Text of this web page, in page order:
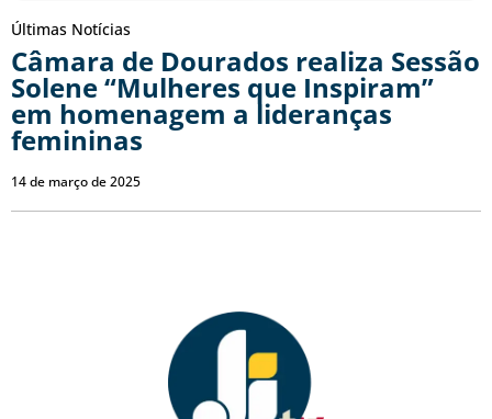
Últimas Notícias
Câmara de Dourados realiza Sessão
Solene “Mulheres que Inspiram”
em homenagem a lideranças
femininas
14 de março de 2025